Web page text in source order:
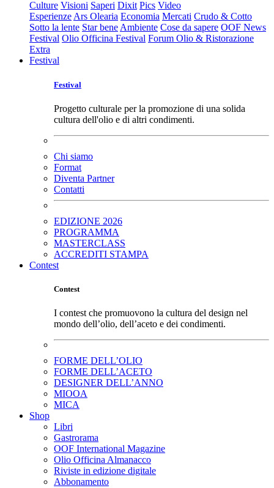
Culture Visioni Saperi Dixit Pics Video
Esperienze Ars Olearia Economia Mercati Crudo & Cotto
Sotto la lente Star bene Ambiente Cose da sapere OOF News
Festival Olio Officina Festival Forum Olio & Ristorazione
Extra
Festival
Festival
Progetto culturale per la promozione di una solida
cultura dell'olio e di altri condimenti.
Chi siamo
Format
Diventa Partner
Contatti
EDIZIONE 2026
PROGRAMMA
MASTERCLASS
ACCREDITI STAMPA
Contest
Contest
I contest che promuovono la cultura del design nel
mondo dell’olio, dell’aceto e dei condimenti.
FORME DELL’OLIO
FORME DELL’ACETO
DESIGNER DELL’ANNO
MIOOA
MICA
Shop
Libri
Gastrorama
OOF International Magazine
Olio Officina Almanacco
Riviste in edizione digitale
Abbonamento